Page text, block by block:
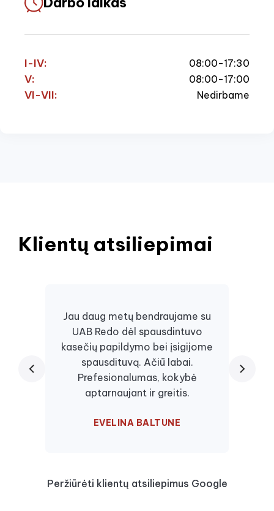
I-IV: 08:00-17:30
V: 08:00-17:00
VI-VII: Nedirbame
Klientų atsiliepimai
Jau daug metų bendraujame su
UAB Redo dėl spausdintuvo
kasečių papildymo bei įsigijome
spausdituvą. Ačiū labai.
Prefesionalumas, kokybė
aptarnaujant ir greitis.
EVELINA BALTUNE
Peržiūrėti klientų atsiliepimus Google